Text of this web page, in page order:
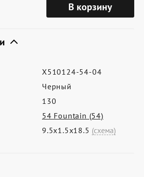
лояльности
В корзину
X510124-54-04
Черный
130
54 Fountain (54)
9.5х1.5х18.5 (схема)